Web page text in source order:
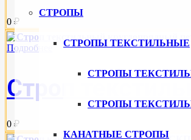
СТРОПЫ
СТРОПЫ ТЕКСТИЛЬНЫЕ
СТРОПЫ
СТРОПЫ
КАНАТНЫЕ СТРОПЫ
0 ₽
Подробнее
Строп
0 ₽